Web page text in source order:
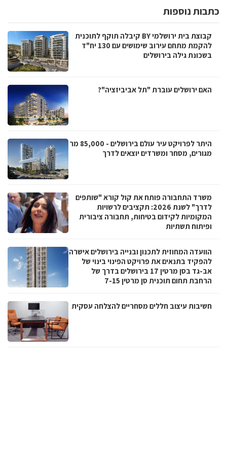
כתבות נוספות
קבוצת בית ירושלמי BY קיבלה תוקף לתוכנית
להקמת מתחם עירוב שימושים עם 130 יח"ד
בשכונת גילה בירושלים
האם ירושלים עוברת "תל אביביזציה"?
היתר לפרויקט עיר עולם בירושלים - 85,000 מר
מגורים, מסחר ומשרדים יוצאים לדרך
משרד התחבורה פותח את קול קורא "שותפים
לדרך" לשנת 2026: תקציבים לרשויות
המקומיות לקידום בטיחות, תחבורה ציבורית
ופיתוח תשתיות
הוועדה המחוזית לתכנון ובנייה בירושלים אישרה
להפקיד בתנאים את פרויקט הפינוי בינוי של
אב-גד בסן מרטין 17 בירושלים בדרך של
הרחבת תחום תוכנית סן מרטין 7-15
חשיבות עיצוב חללים מסחריים להצלחה עסקית